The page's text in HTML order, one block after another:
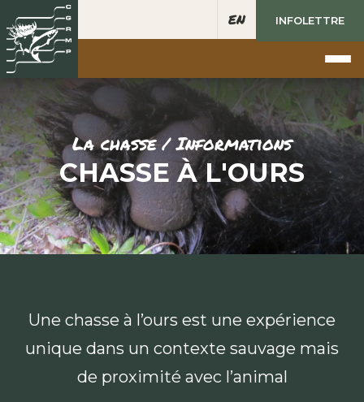
EN INFOLETTRE
La chasse / Informations
CHASSE À L'OURS
Une chasse à l’ours est une expérience
unique dans un contexte sauvage mais
de proximité avec l’animal